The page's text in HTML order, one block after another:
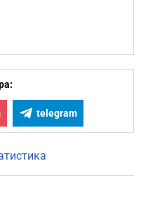
telegram